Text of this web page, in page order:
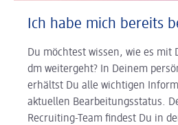
Ich habe mich bereits
Du möchtest wissen, wie es mit
dm weitergeht? In Deinem
erhältst Du alle wichtigen
aktuellen Bearbeitungsstatus.
Recruiting-Team findest Du in